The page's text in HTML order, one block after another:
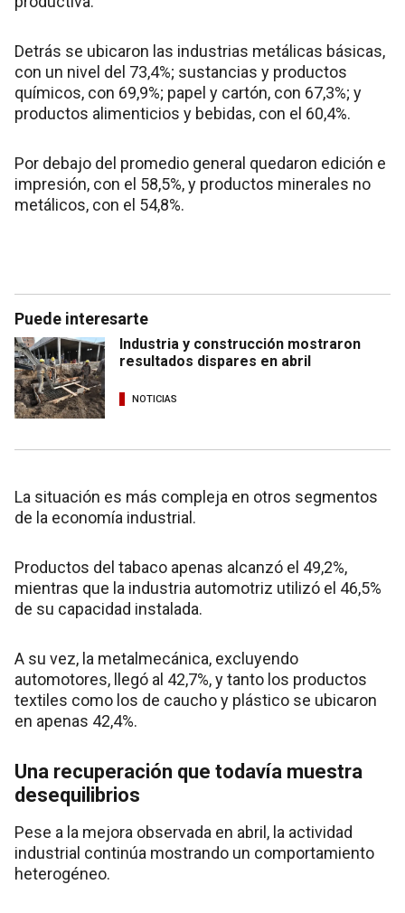
Detrás se ubicaron las industrias metálicas básicas,
con un nivel del 73,4%; sustancias y productos
químicos, con 69,9%; papel y cartón, con 67,3%; y
productos alimenticios y bebidas, con el 60,4%.
Por debajo del promedio general quedaron edición e
impresión, con el 58,5%, y productos minerales no
metálicos, con el 54,8%.
Puede interesarte
Industria y construcción mostraron
resultados dispares en abril
NOTICIAS
La situación es más compleja en otros segmentos
de la economía industrial.
Productos del tabaco apenas alcanzó el 49,2%,
mientras que la industria automotriz utilizó el 46,5%
de su capacidad instalada.
A su vez, la metalmecánica, excluyendo
automotores, llegó al 42,7%, y tanto los productos
textiles como los de caucho y plástico se ubicaron
en apenas 42,4%.
Una recuperación que todavía muestra
desequilibrios
Pese a la mejora observada en abril, la actividad
industrial continúa mostrando un comportamiento
heterogéneo.